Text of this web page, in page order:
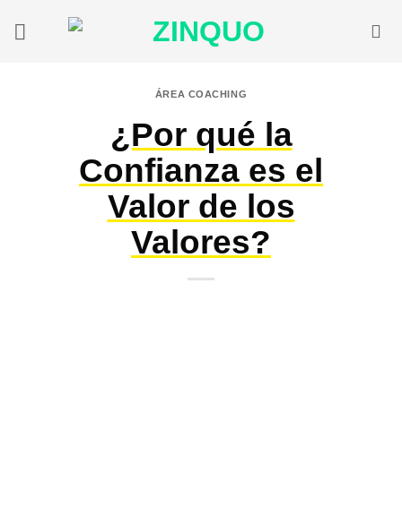
ÁREA COACHING
¿Por qué la
Confianza es el
Valor de los
Valores?